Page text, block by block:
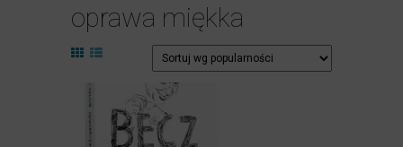
oprawa miękka